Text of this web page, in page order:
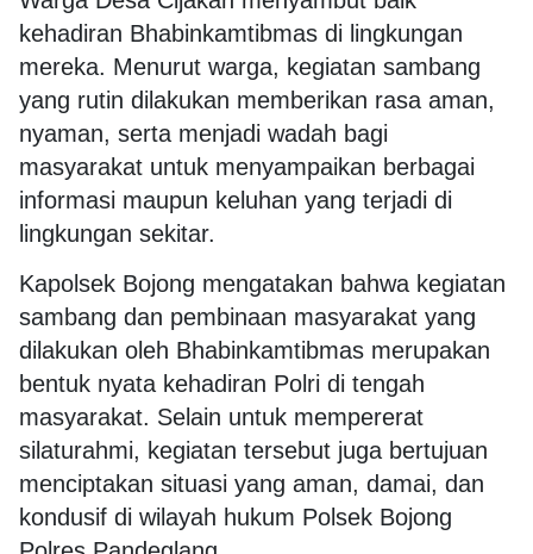
kehadiran Bhabinkamtibmas di lingkungan
mereka. Menurut warga, kegiatan sambang
yang rutin dilakukan memberikan rasa aman,
nyaman, serta menjadi wadah bagi
masyarakat untuk menyampaikan berbagai
informasi maupun keluhan yang terjadi di
lingkungan sekitar.
Kapolsek Bojong mengatakan bahwa kegiatan
sambang dan pembinaan masyarakat yang
dilakukan oleh Bhabinkamtibmas merupakan
bentuk nyata kehadiran Polri di tengah
masyarakat. Selain untuk mempererat
silaturahmi, kegiatan tersebut juga bertujuan
menciptakan situasi yang aman, damai, dan
kondusif di wilayah hukum Polsek Bojong